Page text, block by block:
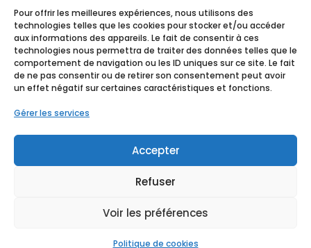
Pour offrir les meilleures expériences, nous utilisons des
technologies telles que les cookies pour stocker et/ou accéder
aux informations des appareils. Le fait de consentir à ces
technologies nous permettra de traiter des données telles que le
comportement de navigation ou les ID uniques sur ce site. Le fait
de ne pas consentir ou de retirer son consentement peut avoir
un effet négatif sur certaines caractéristiques et fonctions.
Gérer les services
Accepter
Refuser
Voir les préférences
Politique de cookies
Horaire D’été
Lundi : Fermé
Mardi : de 16h00 à 19h00
Mercredi : Fermé
Vendredi : 16h00 à 19h00
( Fermé le dernier samedi du mois )